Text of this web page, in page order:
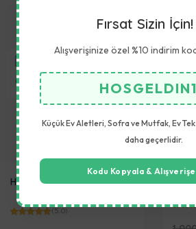
RING BORNOZ
(5.0)
LJ-
Fırsat Sizin
Alışverişinize özel %10 indirim
Küçük Ev Aletleri, Sofra ve Mutfak, Ev
daha geçerlidir.
Kodu Kopyala &